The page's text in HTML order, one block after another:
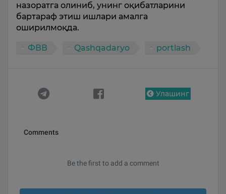
назоратга олиниб, унинг оқибатларини
бартараф этиш ишлари амалга
оширилмоқда.
ФВВ Qashqadaryo portlash
Улашинг